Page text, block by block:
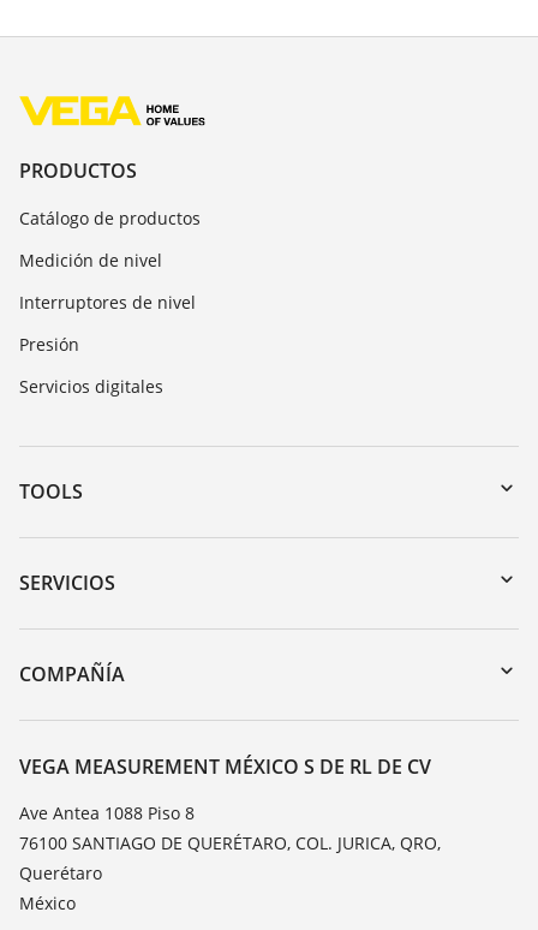
PRODUCTOS
Catálogo de productos
Medición de nivel
Interruptores de nivel
Presión
Servicios digitales
TOOLS
Zona de descarga
Búsqueda por número de serie
DTM Collection/PACTware
SERVICIOS
Devolución de instrumentos
Cursos de formacion
TeamViewer
COMPAÑÍA
Acerca de VEGA
Contacto
Notícias
Prensa
Blog
VEGA MEASUREMENT MÉXICO S DE RL DE CV
Ave Antea 1088 Piso 8
76100 SANTIAGO DE QUERÉTARO, COL. JURICA, QRO,
Querétaro
México